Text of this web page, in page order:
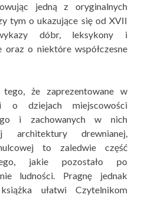
jedną z oryginalnych
tym o ukazujące się od XVII
dóbr, leksykony i
oraz o niektóre współczesne
że zaprezentowane w
o dziejach miejscowości
i zachowanych w nich
architektury drewnianej,
to zaledwie część
jakie pozostało po
ludności. Pragnę jednak
ułatwi Czytelnikom